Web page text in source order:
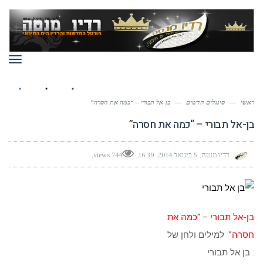
ראשי — סינגלים חדשים — בן-אל תבורי – “כמה את חסרה”
בן-אל תבורי – “כמה את חסרה”
רדיו מנטה 5 בינואר 2014 16:39
744 views
בן-אל תבורי – “כמה את
חסרה” למילים ולחן של
: בן אל תבורי